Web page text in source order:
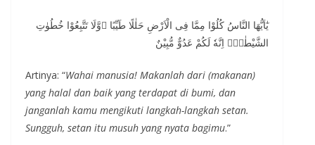
يٰٓاَيُّهَا النَّاسُ كُلُوْا مِمَّا فِى الْاَرْضِ حَلٰلًا طَيِّبًا ۖوَّلَا تَتَّبِعُوْا خُطُوٰتِ
الشَّيْطٰنِۗ اِنَّهٗ لَكُمْ عَدُوٌّ مُّبِيْنٌ
Artinya: “Wahai manusia! Makanlah dari (makanan)
yang halal dan baik yang terdapat di bumi, dan
janganlah kamu mengikuti langkah-langkah setan.
Sungguh, setan itu musuh yang nyata bagimu.”